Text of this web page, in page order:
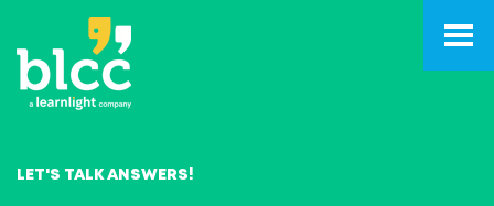
LET'S TALK ANSWERS!